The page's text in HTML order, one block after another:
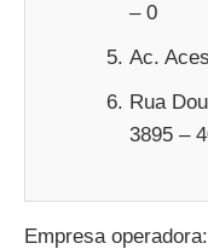
– 0
Ac.
Rua
3895 –
Empresa